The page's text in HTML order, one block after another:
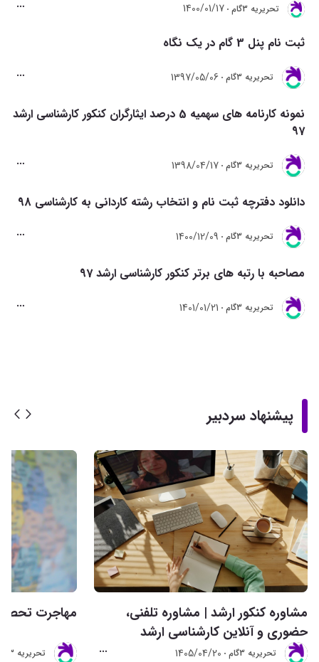
تحريريه 3گام 1400/01/17
ثبت نام پنل 3 گام در یک نگاه
تحريريه 3گام 1397/05/06
نمونه کارنامه های سهمیه 5 درصد ایثارگران کنکور کارشناسی ارشد
97
تحريريه 3گام 1398/04/17
دانلود دفترچه ثبت نام و انتخاب رشته کاردانی به کارشناسی 98
تحريريه 3گام 1400/12/09
مصاحبه با رتبه های برتر کنکور کارشناسی ارشد 97
تحريريه 3گام 1401/01/21
پیشنهاد سردبیر
مشاوره کنکور ارشد | مشاوره تلفنی،
حضوری و آنلاین کارشناسی ارشد
تحريريه 3گام 1405/04/20
مهاجرت
تحريريه 3گام